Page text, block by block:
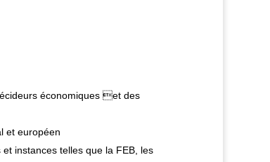
économiques et des
et européen
instances telles que la FEB, les